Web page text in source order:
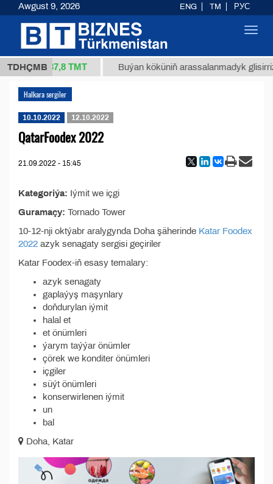
TDHÇMB
1 (kg.) 37,8 ТМТ Buýan köküniň arassalanmadyk
Halkara sergiler
10.10.2022 12.10.2022
QatarFoodex 2022
21.09.2022 - 15:45
Kategoriýa: Iýmit we içgi
Guramaçy: Tornado Tower
10-12-nji oktýabr aralygynda Doha şäherinde Katar Foodex
2022 azyk senagaty sergisi geçiriler
Katar Foodex-iň esasy temalary:
azyk senagaty
gaplaýyş maşynlary
doňdurylan iýmit
halal et
et önümleri
ýarym taýýar önümler
çörek we konditer önümleri
içgiler
süýt önümleri
konserwirlenen iýmit
un
bal
Doha, Katar
Awgust 9, 2026 ENG TM РУС